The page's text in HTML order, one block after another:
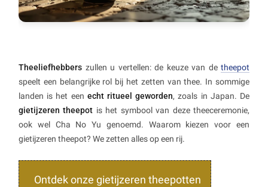
Theeliefhebbers zullen u vertellen: de keuze van de theepot
speelt een belangrijke rol bij het zetten van thee. In sommige
landen is het een echt ritueel geworden, zoals in Japan. De
gietijzeren theepot is het symbool van deze theeceremonie,
ook wel Cha No Yu genoemd. Waarom kiezen voor een
gietijzeren theepot? We zetten alles op een rij.
Ontdek onze gietijzeren theepotten